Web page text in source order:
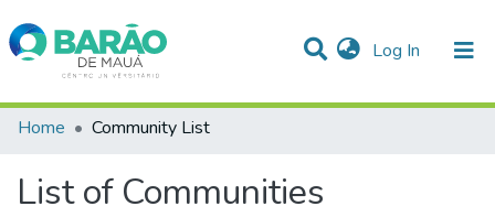
Log In (current)
Communities & Collections
Home Community List
List of Communities